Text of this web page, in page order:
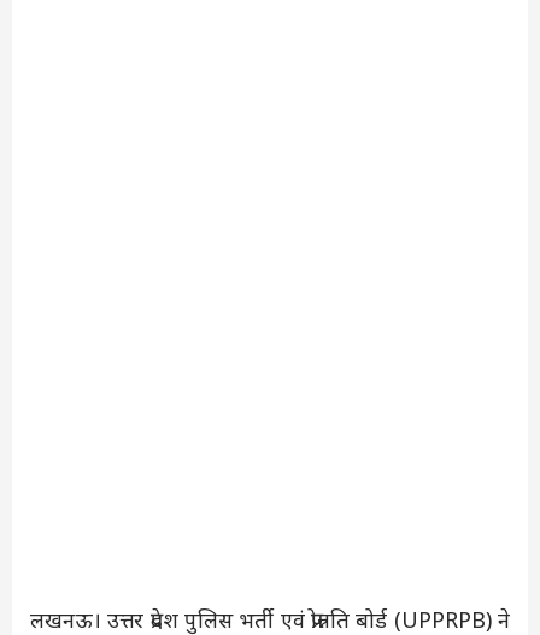
लखनऊ। उत्तर प्रदेश पुलिस भर्ती एवं प्रोन्नति बोर्ड (UPPRPB) ने